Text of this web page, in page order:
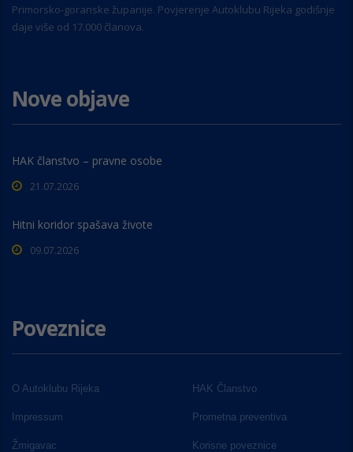
Primorsko-goranske županije. Povjerenje Autoklubu Rijeka godišnje
daje više od 17.000 članova.
Nove objave
HAK članstvo – pravne osobe
21.07.2026
Hitni koridor spašava živote
09.07.2026
Poveznice
O Autoklubu Rijeka HAK Članstvo
Impressum Prometna preventiva
Žmigavac Korisne poveznice